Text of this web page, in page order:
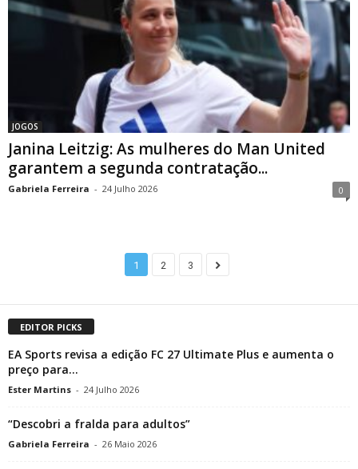
JOGOS
Janina Leitzig: As mulheres do Man United
garantem a segunda contratação...
Gabriela Ferreira - 24 Julho 2026 0
1 2 3
EDITOR PICKS
EA Sports revisa a edição FC 27 Ultimate Plus e aumenta o
preço para...
Ester Martins - 24 Julho 2026
“Descobri a fralda para adultos”
Gabriela Ferreira - 26 Maio 2026